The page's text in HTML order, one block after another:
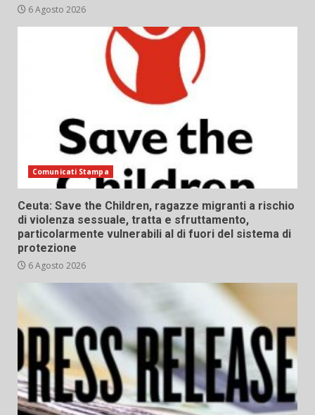
6 Agosto 2026
Comunicati Stampa
Ceuta: Save the Children, ragazze migranti a rischio
di violenza sessuale, tratta e sfruttamento,
particolarmente vulnerabili al di fuori del sistema di
protezione
6 Agosto 2026